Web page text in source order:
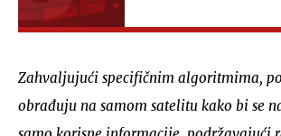
Zahvaljujući specifičnim algoritmima,
obrađuju na samom satelitu kako bi se